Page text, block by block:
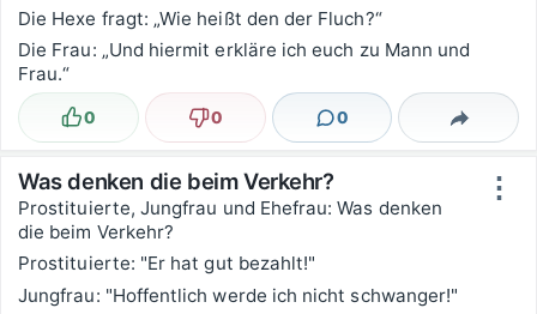
Die Hexe fragt: „Wie heißt den der Fluch?“
Die Frau: „Und hiermit erkläre ich euch zu Mann und
Frau.“
Lustig
0 Nicht lustig
0 0
Kommentare Teilen
⋮
Was denken die beim Verkehr?
Prostituierte, Jungfrau und Ehefrau: Was denken
die beim Verkehr?
Prostituierte: "Er hat gut bezahlt!"
Jungfrau: "Hoffentlich werde ich nicht schwanger!"